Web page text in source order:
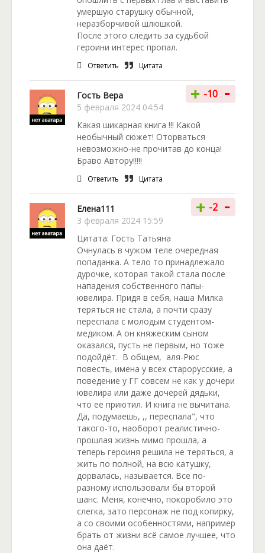
умершую старушку обычной,
неразборчивой шлюшкой.
После этого следить за судьбой
героини интерес пропал.
Ответить Цитата
Гость Вера
5 февраля 2024 04:54
+ -10 -
Какая шикарная книга !!! Какой
необычный сюжет! Оторваться
невозможно-не прочитав до конца!
Браво Автору!!!!!
Ответить Цитата
Елена111
3 февраля 2024 15:59
+ -2 -
Цитата: Гость Татьяна
Очнулась в чужом теле очередная
попаданка. А тело то принадлежало
дурочке, которая такой стала после
нападения собственного папы-
ювелира. Придя в себя, наша Милка
теряться не стала, а почти сразу
переспала с молодым студентом-
медиком. А он княжеским сыном
оказался, пусть не первым, но тоже
подойдёт. В общем, аля-Рюс
повесть, имена у всех старорусские, а
поведение у ГГ совсем не как у дочери
ювелира или даже дочерей дядьки,
что её приютил. И книга не вычитана.
Да, подумаешь, ,, переспала", что
такого-то, наоборот реалистично-
прошлая жизнь мимо прошла, а
теперь героиня решила не теряться, а
жить по полной, на всю катушку,
дорвалась, называется. Все по-
разному использовали бы второй
шанс. Меня, конечно, покоробило это
слегка, зато персонаж не под копирку,
а со своими особенностями, например
брать от жизни всё самое лучшее, что
она даёт.